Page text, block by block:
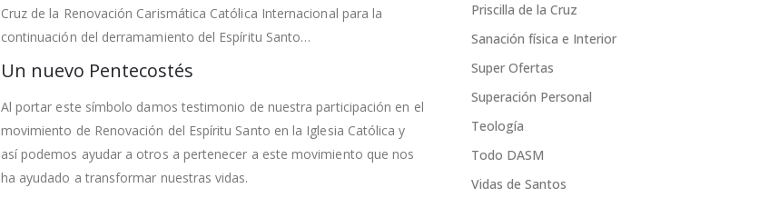
Cruz de la Renovación Carismática Católica Internacional para la
continuación del derramamiento del Espíritu Santo…
Un nuevo Pentecostés
Al portar este símbolo damos testimonio de nuestra participación en el
movimiento de Renovación del Espíritu Santo en la Iglesia Católica y
así podemos ayudar a otros a pertenecer a este movimiento que nos
ha ayudado a transformar nuestras vidas.
Priscilla de la Cruz
Sanación física e Interior
Super Ofertas
Superación Personal
Teología
Todo DASM
Vidas de Santos